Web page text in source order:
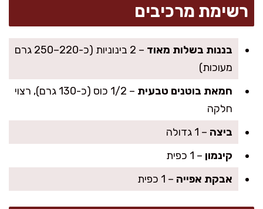
רשימת מרכיבים
בננות בשלות מאוד
– 2 בינוניות (כ-220–250 גרם
מעוכות)
חמאת בוטנים טבעית
– 1/2 כוס (כ-130 גרם), רצוי
חלקה
ביצה – 1 גדולה
קינמון – 1 כפית
אבקת אפייה – 1 כפית